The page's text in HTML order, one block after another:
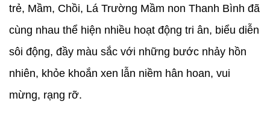
trẻ, Mầm, Chồi, Lá Trường Mầm non Thanh Bình đã
cùng nhau thể hiện nhiều hoạt động tri ân, biểu diễn
sôi động, đầy màu sắc với những bước nhảy hồn
nhiên, khỏe khoắn xen lẫn niềm hân hoan, vui
mừng, rạng rỡ.